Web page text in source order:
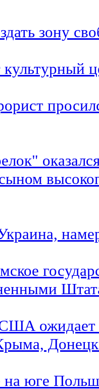
зону
культурный
ожидает
на юге